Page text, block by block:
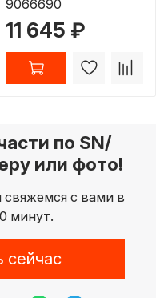
9066690
11 645 ₽
по SN/
или фото!
с вами в
минут.
сейчас